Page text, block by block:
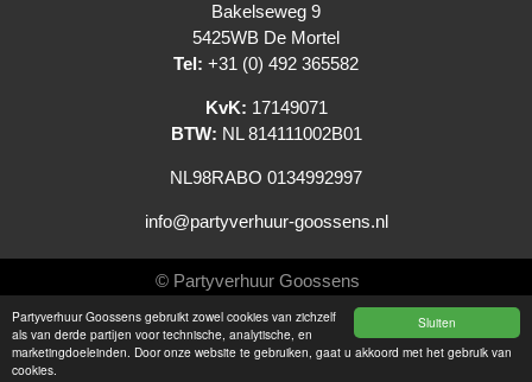
Sluiten
Partyverhuur Goossens gebruikt zowel cookies van zichzelf
als van derde partijen voor technische, analytische, en
marketingdoeleinden. Door onze website te gebruiken, gaat u akkoord met het gebruik van
cookies.
Bakelseweg 9
5425WB De Mortel
Tel: +31 (0) 492 365582
KvK: 17149071
BTW: NL 814111002B01
NL98RABO 0134992997
info@partyverhuur-goossens.nl
© Partyverhuur Goossens
Algemene voorwaarden